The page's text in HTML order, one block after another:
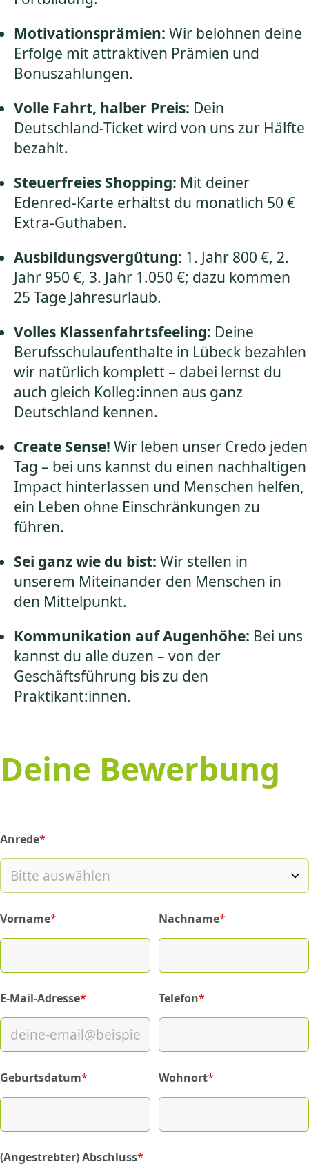
Motivationsprämien: Wir belohnen deine
Erfolge mit attraktiven Prämien und
Bonuszahlungen.
Volle Fahrt, halber Preis: Dein
Deutschland-Ticket wird von uns zur Hälfte
bezahlt.
Steuerfreies Shopping: Mit deiner
Edenred-Karte erhältst du monatlich 50 €
Extra-Guthaben.
Ausbildungsvergütung: 1. Jahr 800 €, 2.
Jahr 950 €, 3. Jahr 1.050 €; dazu kommen
25 Tage Jahresurlaub.
Volles Klassenfahrtsfeeling: Deine
Berufsschulaufenthalte in Lübeck bezahlen
wir natürlich komplett – dabei lernst du
auch gleich Kolleg:innen aus ganz
Deutschland kennen.
Create Sense! Wir leben unser Credo jeden
Tag – bei uns kannst du einen nachhaltigen
Impact hinterlassen und Menschen helfen,
ein Leben ohne Einschränkungen zu
führen.
Sei ganz wie du bist: Wir stellen in
unserem Miteinander den Menschen in
den Mittelpunkt.
Kommunikation auf Augenhöhe: Bei uns
kannst du alle duzen – von der
Geschäftsführung bis zu den
Praktikant:innen.
Deine Bewerbung
Anrede*
(required)
Vorname*
(required) Nachname*
(required)
E-Mail-Adresse*
(required) Telefon*
(required)
Geburtsdatum*
(required) Wohnort*
(required)
(Angestrebter) Abschluss*
(required)